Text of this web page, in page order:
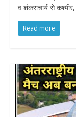
व शंकराचार्य से
Read more